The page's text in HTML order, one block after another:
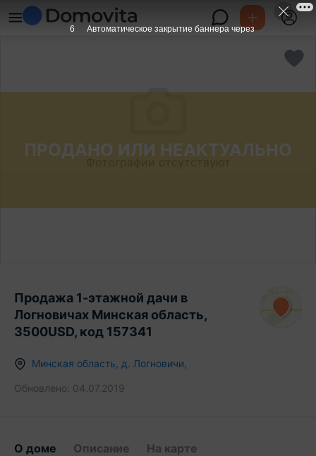
ПРОДАНО ИЛИ НЕАКТУАЛЬНО
Продажа 1-этажной дачи в
Логновичах Минская область,
3500USD, код 157341
Минская область д. Логновичи
Обновлено: 04.07.2019
О доме Описание На карте
6 Автоматическое закрытие баннера через